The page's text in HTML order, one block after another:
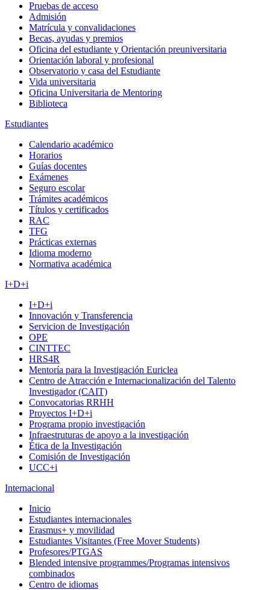
Pruebas de acceso
Admisión
Matrícula y convalidaciones
Becas, ayudas y premios
Oficina del estudiante y Orientación preuniversitaria
Orientación laboral y profesional
Observatorio y casa del Estudiante
Vida universitaria
Oficina Universitaria de Mentoring
Biblioteca
Estudiantes
Calendario académico
Horarios
Guías docentes
Exámenes
Seguro escolar
Trámites académicos
Títulos y certificados
RAC
TFG
Prácticas externas
Idioma moderno
Normativa académica
I+D+i
I+D+i
Innovación y Transferencia
Servicion de Investigación
OPE
CINTTEC
HRS4R
Mentoría para la Investigación Euriclea
Centro de Atracción e Internacionalización del Talento
Investigador (CAIT)
Convocatorias RRHH
Proyectos I+D+i
Programa propio investigación
Infraestruturas de apoyo a la investigación
Ética de la Investigación
Comisión de Investigación
UCC+i
Internacional
Inicio
Estudiantes internacionales
Erasmus+ y movilidad
Estudiantes Visitantes (Free Mover Students)
Profesores/PTGAS
Blended intensive programmes/Programas intensivos
combinados
Centro de idiomas